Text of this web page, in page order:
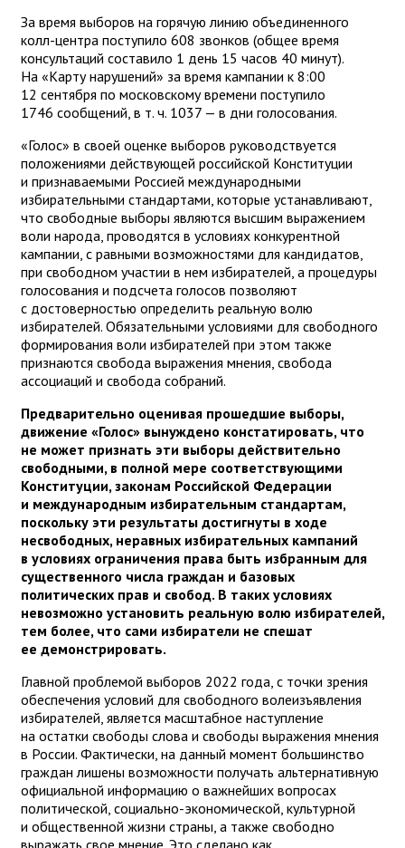
За время выборов на горячую линию объединенного
колл-центра поступило 608 звонков (общее время
консультаций составило 1 день 15 часов 40 минут).
На «Карту нарушений» за время кампании к 8:00
12 сентября по московскому времени поступило
1746 сообщений, в т. ч. 1037 — в дни голосования.
«Голос» в своей оценке выборов руководствуется
положениями действующей российской Конституции
и признаваемыми Россией международными
избирательными стандартами, которые устанавливают,
что свободные выборы являются высшим выражением
воли народа, проводятся в условиях конкурентной
кампании, с равными возможностями для кандидатов,
при свободном участии в нем избирателей, а процедуры
голосования и подсчета голосов позволяют
с достоверностью определить реальную волю
избирателей. Обязательными условиями для свободного
формирования воли избирателей при этом также
признаются свобода выражения мнения, свобода
ассоциаций и свобода собраний.
Предварительно оценивая прошедшие выборы,
движение «Голос» вынуждено констатировать, что
не может признать эти выборы действительно
свободными, в полной мере соответствующими
Конституции, законам Российской Федерации
и международным избирательным стандартам,
поскольку эти результаты достигнуты в ходе
несвободных, неравных избирательных кампаний
в условиях ограничения права быть избранным для
существенного числа граждан и базовых
политических прав и свобод. В таких условиях
невозможно установить реальную волю избирателей,
тем более, что сами избиратели не спешат
ее демонстрировать.
Главной проблемой выборов 2022 года, с точки зрения
обеспечения условий для свободного волеизъявления
избирателей, является масштабное наступление
на остатки свободы слова и свободы выражения мнения
в России. Фактически, на данный момент большинство
граждан лишены возможности получать альтернативную
официальной информацию о важнейших вопросах
политической, социально-экономической, культурной
и общественной жизни страны, а также свободно